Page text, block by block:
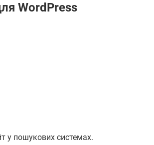
WordPress
у пошукових системах.